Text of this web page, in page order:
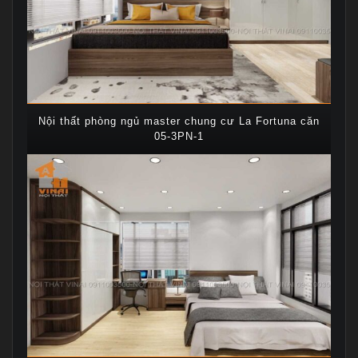
Nội thất phòng ngủ master chung cư La Fortuna căn
05-3PN-1